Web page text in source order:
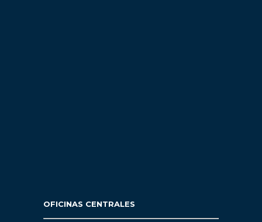
OFICINAS CENTRALES